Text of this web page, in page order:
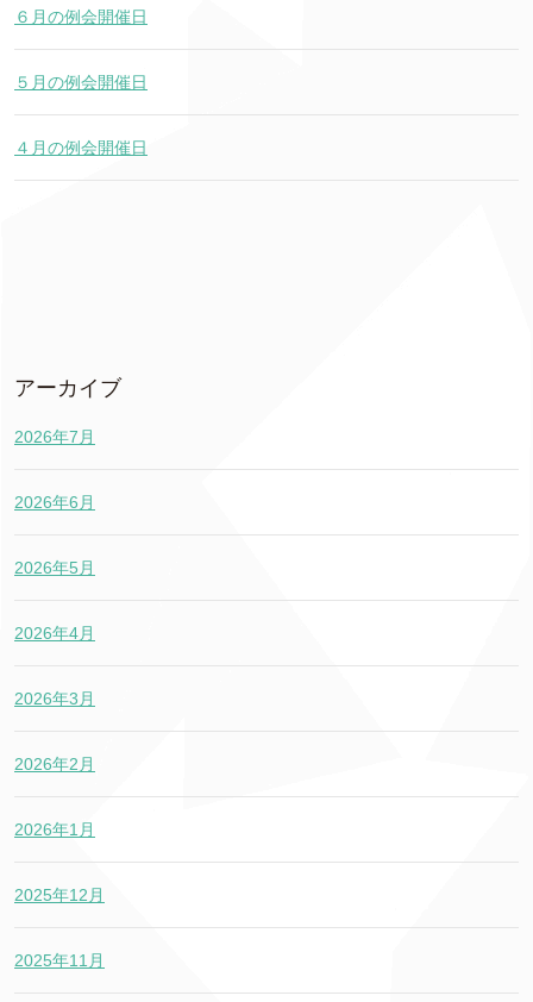
６月の例会開催日
５月の例会開催日
４月の例会開催日
アーカイブ
2026年7月
2026年6月
2026年5月
2026年4月
2026年3月
2026年2月
2026年1月
2025年12月
2025年11月